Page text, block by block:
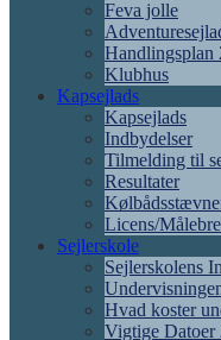
Feva jolle
Handlingsplan
Klubhus
Kapsejlads
Kapsejlads
Indbydelser
Tilmelding til
Resultater
Licens/
Sejlerskole
Sejlerskolens
Hvad koster
Vigtige Datoer